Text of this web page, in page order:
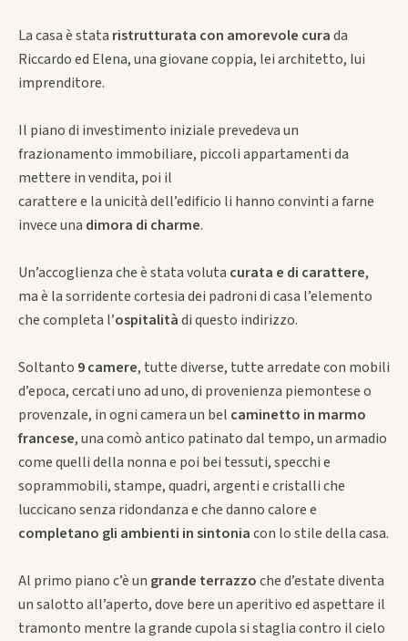
La casa è stata ristrutturata con amorevole curada
Riccardo ed Elena, una giovane coppia, lei architetto, lui
imprenditore.
Il piano di investimento iniziale prevedeva un
frazionamento immobiliare, piccoli appartamenti da
mettere in vendita, poi il
carattere e la unicità dell’edificio li hanno convinti a farne
invece una dimora di charme.
Un’accoglienza che è stata voluta curata e di carattere,
ma è la sorridente cortesia dei padroni di casa l’elemento
che completa l’ospitalitàdi questo indirizzo.
Soltanto 9 camere, tutte diverse, tutte arredate con mobili
d’epoca, cercati uno ad uno, di provenienza piemontese o
provenzale, in ogni camera un bel caminetto in marmo
francese, una comò antico patinato dal tempo, un armadio
come quelli della nonna e poi bei tessuti, specchi e
soprammobili, stampe, quadri, argenti e cristalli che
luccicano senza ridondanza e che danno calore e
completano gli ambienti in sintoniacon lo stile della casa.
Al primo piano c’è un grande terrazzoche d’estate diventa
un salotto all’aperto, dove bere un aperitivo ed aspettare il
tramonto mentre la grande cupola si staglia contro il cielo